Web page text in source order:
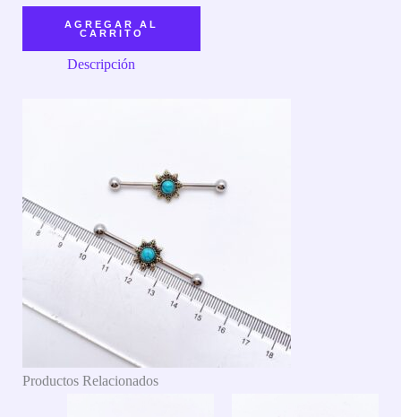
AGREGAR AL
CARRITO
Descripción
Productos Relacionados